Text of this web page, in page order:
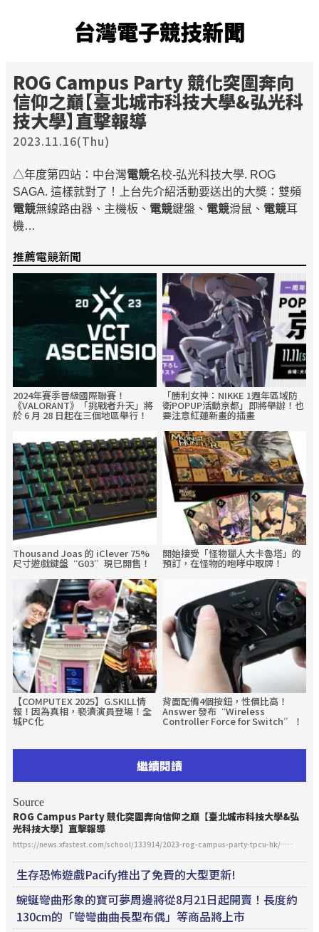
台灣電子競技新聞
ROG Campus Party 競化突圍奔向
信仰之巔【臺北城市科技大學&弘光科
技大學】直擊報導
2023.11.16(Thu)
△年度第四站：中台灣電競名校-弘光科技大學. ROG
SAGA. 這樣就對了！上台先介紹活動要送出的大獎：雙頻
電競無線路由器、主機板、 電競鍵盤、 電競滑鼠、 電競耳
機…
推薦電競新聞
2024年賽季晉級國際聯賽！
《VALORANT》「挑戰者升天」將
於 6 月 28 日起在三個地區舉行！
「勝利女神：NIKKE 1週年區域防
衛POPUP活動京都」即將舉辦！也
要注意紅蓮新畫的插畫
Thousand Joas 的 iClever 75%
尺寸遊戲鍵盤“G03”現已開售！
開始接受「怪物獵人大卡魯塔」的
預訂，在怪物的咆哮中取牌！
【COMPUTEX 2025】G.SKILL情
報！因為真相，褻瀆演員登場！全
城PC化
背面配備4個按鈕，性價比高！
Answer 發布“Wireless
Controller Force for Switch”！
繼續閱讀
Source
ROG Campus Party 競化突圍奔向信仰之巔【臺北城市科技大學&弘
光科技大學】直擊報導
https://news.xfastest.com/school/133914/2023-rog-campus-party-tpcu-hk/……
生存恐怖遊戲Pacify推出了免費的大型更新!
蜿蜒彎曲形象的寶可夢周邊將從8月21日起開賣！長度約
130cm的「彎彎曲曲長型布偶」等商品將上市